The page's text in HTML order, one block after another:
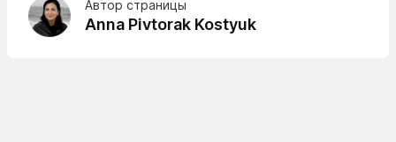
Автор страницы
Anna Pivtorak Kostyuk